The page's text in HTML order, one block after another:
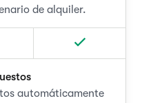
de alquiler.
automáticamente